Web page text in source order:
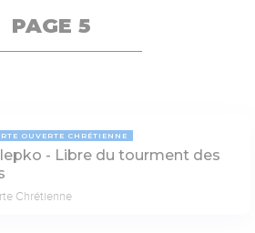
PAGE 5
OUVERTE CHRÉTIENNE
- Libre du tourment des
Chrétienne